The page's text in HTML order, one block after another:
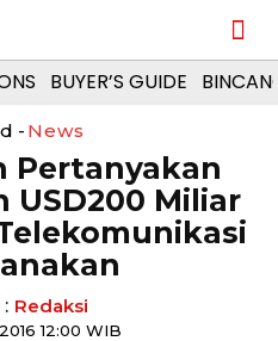
BUYER’S GUIDE
- News
Pertanyakan
USD200 Miliar
Redaksi
12:00 WIB